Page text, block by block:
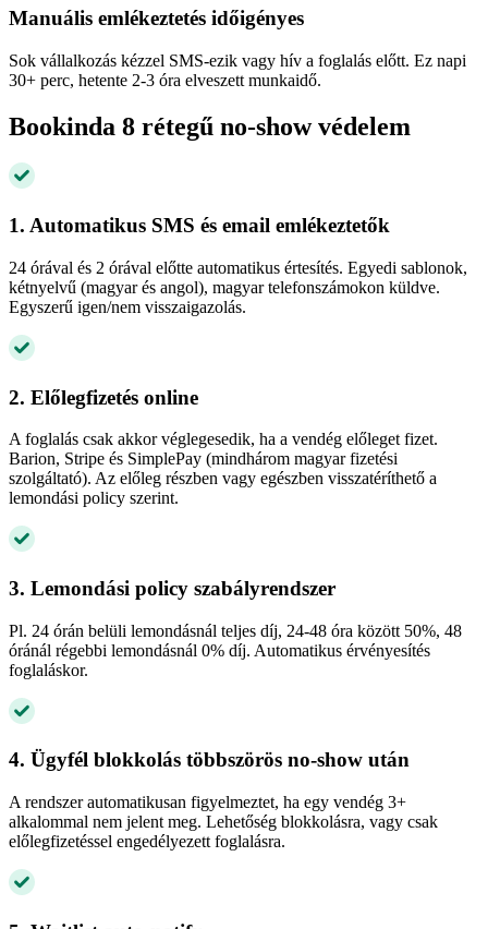
Manuális emlékeztetés időigényes
Sok vállalkozás kézzel SMS-ezik vagy hív a foglalás előtt. Ez napi
30+ perc, hetente 2-3 óra elveszett munkaidő.
Bookinda 8 rétegű no-show védelem
1. Automatikus SMS és email emlékeztetők
24 órával és 2 órával előtte automatikus értesítés. Egyedi sablonok,
kétnyelvű (magyar és angol), magyar telefonszámokon küldve.
Egyszerű igen/nem visszaigazolás.
2. Előlegfizetés online
A foglalás csak akkor véglegesedik, ha a vendég előleget fizet.
Barion, Stripe és SimplePay (mindhárom magyar fizetési
szolgáltató). Az előleg részben vagy egészben visszatéríthető a
lemondási policy szerint.
3. Lemondási policy szabályrendszer
Pl. 24 órán belüli lemondásnál teljes díj, 24-48 óra között 50%, 48
óránál régebbi lemondásnál 0% díj. Automatikus érvényesítés
foglaláskor.
4. Ügyfél blokkolás többszörös no-show után
A rendszer automatikusan figyelmeztet, ha egy vendég 3+
alkalommal nem jelent meg. Lehetőség blokkolásra, vagy csak
előlegfizetéssel engedélyezett foglalásra.